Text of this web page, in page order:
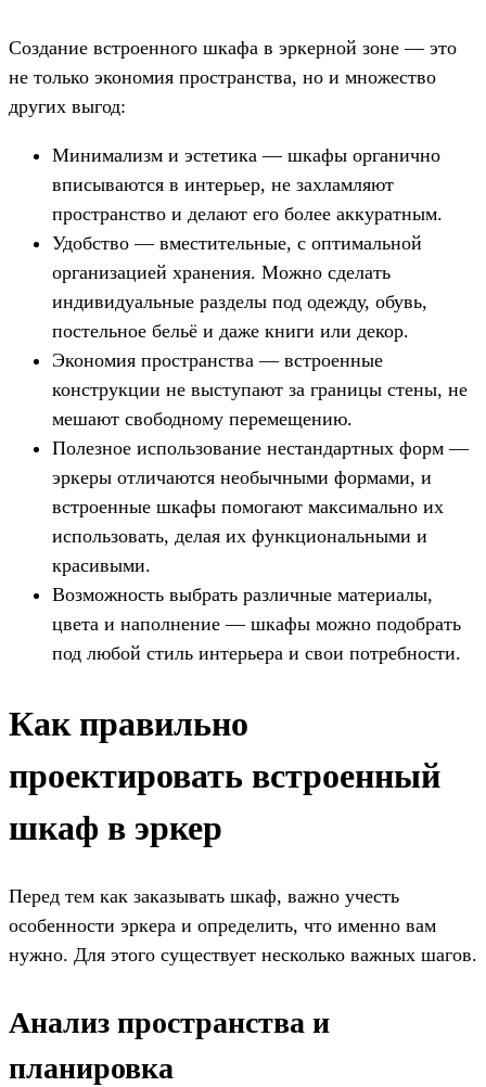
Создание встроенного шкафа в эркерной зоне — это
не только экономия пространства, но и множество
других выгод:
Минимализм и эстетика — шкафы органично
вписываются в интерьер, не захламляют
пространство и делают его более аккуратным.
Удобство — вместительные, с оптимальной
организацией хранения. Можно сделать
индивидуальные разделы под одежду, обувь,
постельное бельё и даже книги или декор.
Экономия пространства — встроенные
конструкции не выступают за границы стены, не
мешают свободному перемещению.
Полезное использование нестандартных форм —
эркеры отличаются необычными формами, и
встроенные шкафы помогают максимально их
использовать, делая их функциональными и
красивыми.
Возможность выбрать различные материалы,
цвета и наполнение — шкафы можно подобрать
под любой стиль интерьера и свои потребности.
Как правильно
проектировать встроенный
шкаф в эркер
Перед тем как заказывать шкаф, важно учесть
особенности эркера и определить, что именно вам
нужно. Для этого существует несколько важных шагов.
Анализ пространства и
планировка